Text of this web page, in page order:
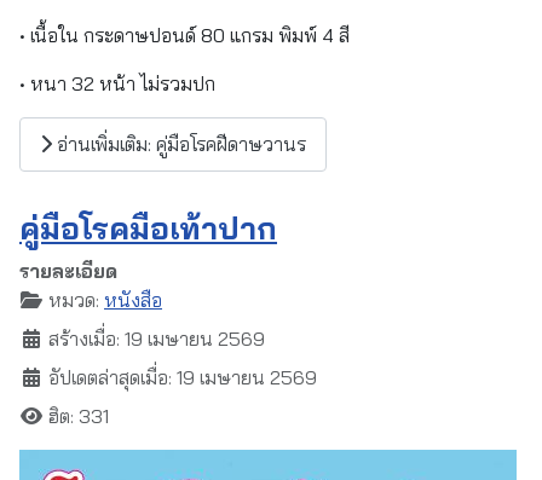
• เนื้อใน กระดาษปอนด์ 80 แกรม พิมพ์ 4 สี
• หนา 32 หน้า ไม่รวมปก
อ่านเพิ่มเติม: คู่มือโรคฝีดาษวานร
คู่มือโรคมือเท้าปาก
รายละเอียด
หมวด: หนังสือ
สร้างเมื่อ: 19 เมษายน 2569
อัปเดตล่าสุดเมื่อ: 19 เมษายน 2569
ฮิต: 331